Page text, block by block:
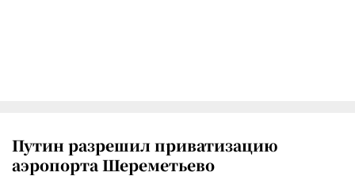
Путин разрешил приватизацию
аэропорта Шереметьево